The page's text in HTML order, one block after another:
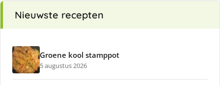
Nieuwste recepten
Groene kool stamppot
5 augustus 2026